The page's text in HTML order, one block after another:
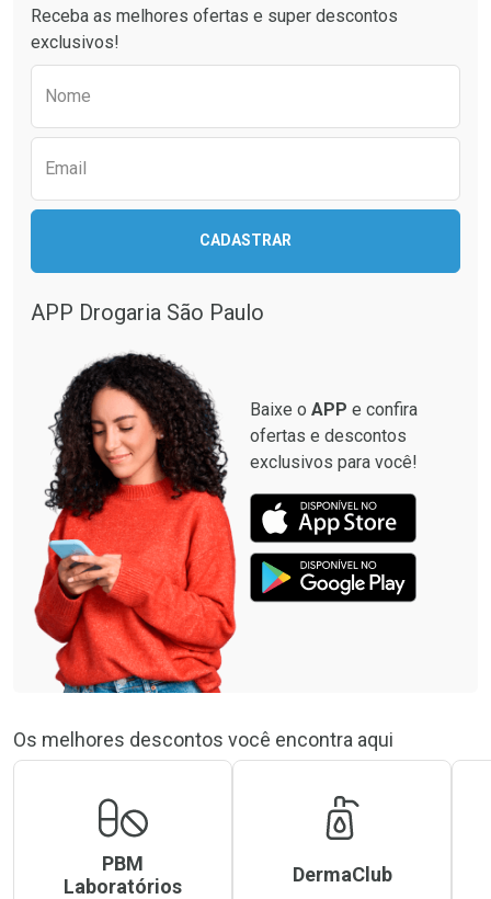
Comprar sem Desconto
Comprar sem Desconto
Por R$ 74,24/cada
Comprar sem Desconto
Comprar sem Desconto
Receba as melhores ofertas e super descontos
exclusivos!
Nome
Email
CADASTRAR
APP Drogaria São Paulo
Baixe o APP e confira
ofertas e descontos
exclusivos para você!
Os melhores descontos você encontra aqui
PBM
Laboratórios
DermaClub